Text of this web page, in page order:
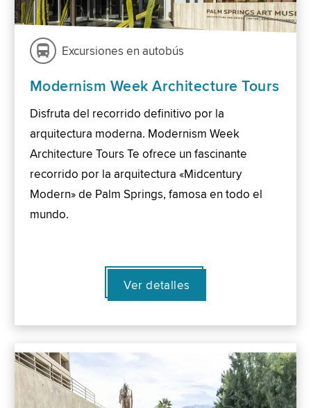
Excursiones en autobús
Modernism Week Architecture Tours
Disfruta del recorrido definitivo por la
arquitectura moderna. Modernism Week
Architecture Tours Te ofrece un fascinante
recorrido por la arquitectura «Midcentury
Modern» de Palm Springs, famosa en todo el
mundo.
Ver detalles